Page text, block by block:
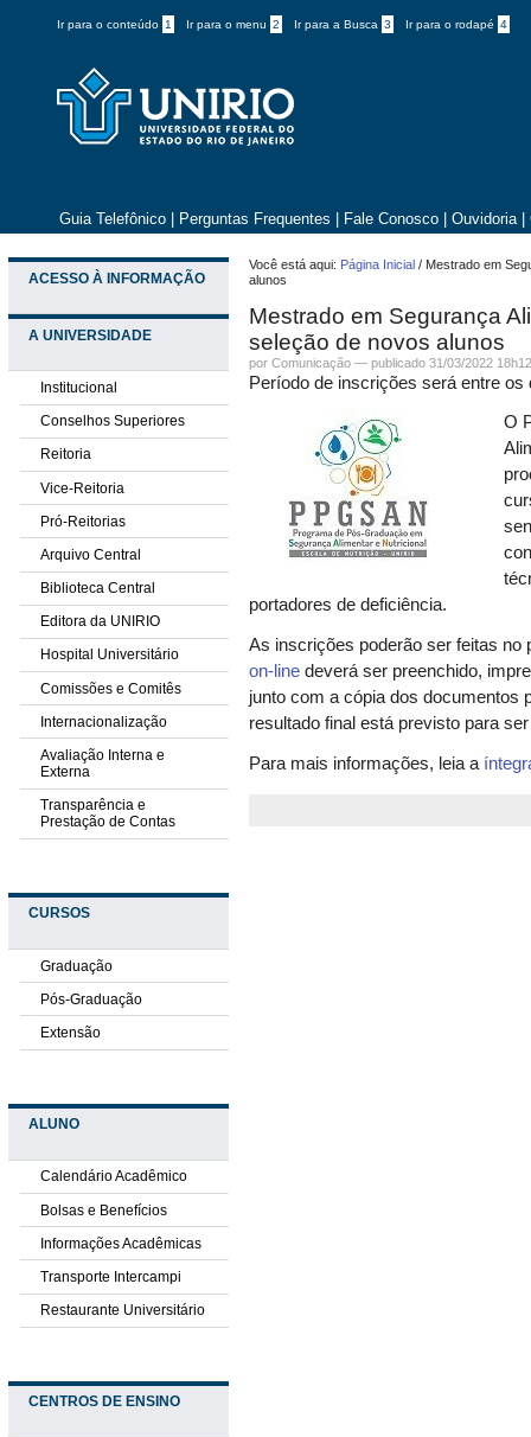
Ir para o conteúdo 1 Ir para o menu 2 Ir para a Busca 3 Ir para o rodapé 4
Guia Telefônico Perguntas Frequentes Fale Conosco Ouvidoria
ACESSO À INFORMAÇÃO
A UNIVERSIDADE
Institucional
Conselhos Superiores
Reitoria
Vice-Reitoria
Pró-Reitorias
Arquivo Central
Biblioteca Central
Editora da UNIRIO
Hospital Universitário
Comissões e Comitês
Internacionalização
Avaliação Interna e
Externa
Transparência e
Prestação de Contas
CURSOS
Graduação
Pós-Graduação
Extensão
ALUNO
Calendário Acadêmico
Bolsas e Benefícios
Informações Acadêmicas
Transporte Intercampi
Restaurante Universitário
CENTROS DE ENSINO
Você está aqui: Página Inicial / Mestrado em
alunos
Mestrado em Segurança
seleção de novos alunos
porComunicação —publicado 31/03/2022
Período de inscrições será entre os
O
portadores de deficiência.
As inscrições poderão ser feitas
on-line deverá ser preenchido,
junto com a cópia dos documentos
resultado final está previsto para
Para mais informações, leia a